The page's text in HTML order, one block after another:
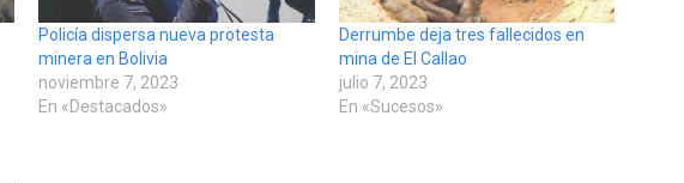
Policía dispersa nueva protesta
minera en Bolivia
noviembre 7, 2023
En «Destacados»
Derrumbe deja tres fallecidos en
mina de El Callao
julio 7, 2023
En «Sucesos»